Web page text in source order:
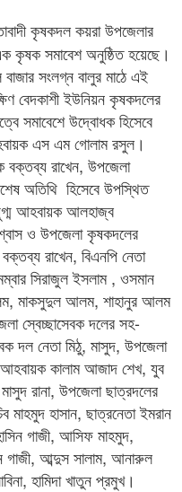
কৃষকদল কয়রা উপজেলার
কৃষক সমাবেশ অনুষ্ঠিত হয়েছে।
সংলগ্ন বালুর মাঠে এই
বেদকাশী ইউনিয়ন কৃষকদলের
সমাবেশে উদ্বোধক হিসেবে
এস এম গোলাম রসুল।
বক্তব্য রাখেন, উপজেলা
অতিথি হিসেবে উপস্থিত
আহবায়ক আলহাজ্ব
ও উপজেলা কৃষকদলের
রাখেন, বিএনপি নেতা
সিরাজুল ইসলাম , ওসমান
মাকসুদুল আলম, শাহানুর আলম
স্বেচ্ছাসেবক দলের সহ-
দল নেতা মিঠু, মাসুদ, উপজেলা
কালাম আজাদ শেখ, যুব
রানা, উপজেলা ছাত্রদলের
হাসান, ছাত্রনেতা ইমরান
গাজী, আসিফ মাহমুদ,
আব্দুস সালাম, আনারুল
হামিদা খাতুন প্রমুখ।